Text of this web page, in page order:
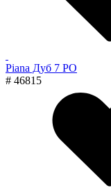
Piana Дуб 7 PO
# 46815